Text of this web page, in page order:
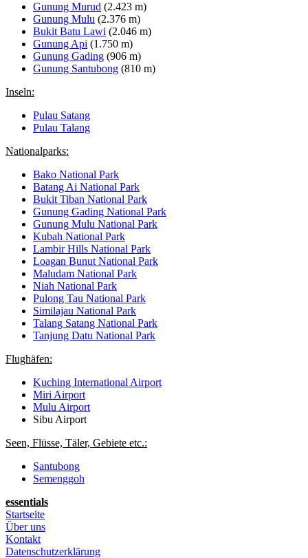
Gunung Murud (2.423 m)
Gunung Mulu (2.376 m)
Bukit Batu Lawi (2.046 m)
Gunung Api (1.750 m)
Gunung Gading (906 m)
Gunung Santubong (810 m)
Inseln:
Pulau Satang
Pulau Talang
Nationalparks:
Bako National Park
Batang Ai National Park
Bukit Tiban National Park
Gunung Gading National Park
Gunung Mulu National Park
Kubah National Park
Lambir Hills National Park
Loagan Bunut National Park
Maludam National Park
Niah National Park
Pulong Tau National Park
Similajau National Park
Talang Satang National Park
Tanjung Datu National Park
Flughäfen:
Kuching International Airport
Miri Airport
Mulu Airport
Sibu Airport
Seen, Flüsse, Täler, Gebiete etc.:
Santubong
Semenggoh
essentials
Startseite
Über uns
Kontakt
Datenschutzerklärung